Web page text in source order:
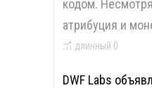
кодом.
атрибуция и
длинный 0
DWF Labs